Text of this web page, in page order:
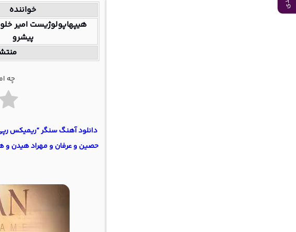
خواننده
هیپهاپولوژیست امیر
پیشرو
چه
دانلود آهنگ سنگر “ریمیکس
حصین و عرفان و مهراد هیدن و